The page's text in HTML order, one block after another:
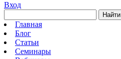
Вход
Найти
Главная
Блог
Статьи
Семинары